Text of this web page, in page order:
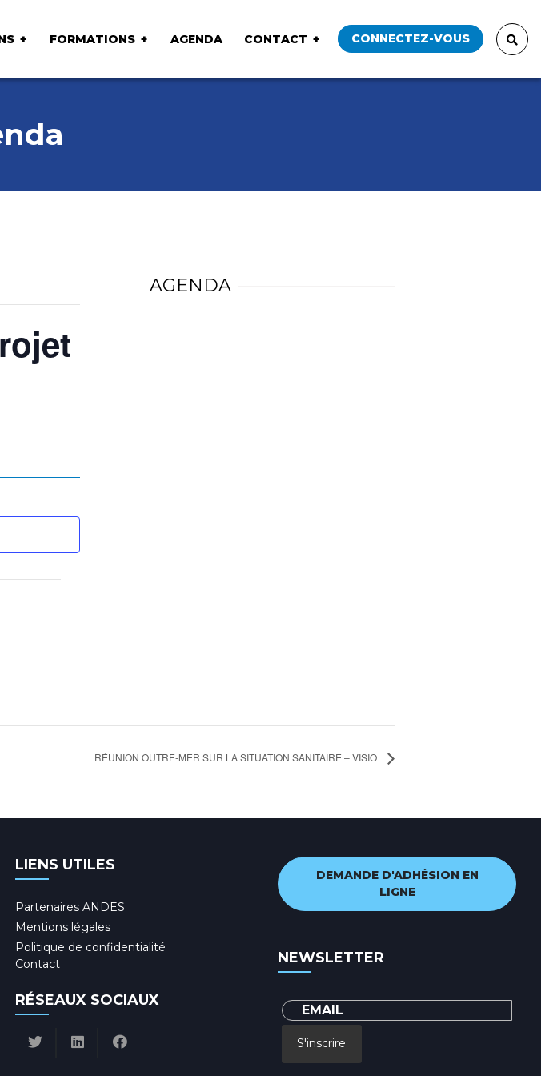
FORMATIONS AGENDA CONTACT CONNECTEZ-VOUS
AGENDA
RÉUNION OUTRE-MER SUR LA SITUATION SANITAIRE – VISIO
LIENS UTILES
Partenaires ANDES
Mentions légales
Politique de confidentialité
Contact
RÉSEAUX SOCIAUX
DEMANDE D'ADHÉSION EN
LIGNE
NEWSLETTER
S'inscrire